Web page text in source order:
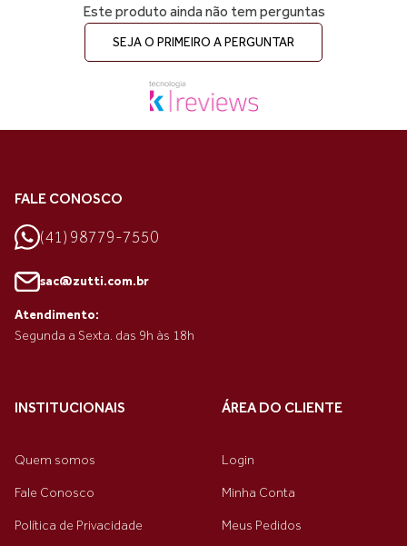
Este produto ainda não tem perguntas
SEJA O PRIMEIRO A PERGUNTAR
FALE CONOSCO
(41) 98779-7550
sac@zutti.com.br
Atendimento:
Segunda a Sexta. das 9h às 18h
INSTITUCIONAIS
Quem somos
Fale Conosco
Política de Privacidade
ÁREA DO CLIENTE
Login
Minha Conta
Meus Pedidos